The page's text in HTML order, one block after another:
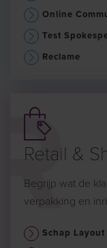
Online
Test
Reclame
Retail &
Begrijp wat de
verpakking en
Schap